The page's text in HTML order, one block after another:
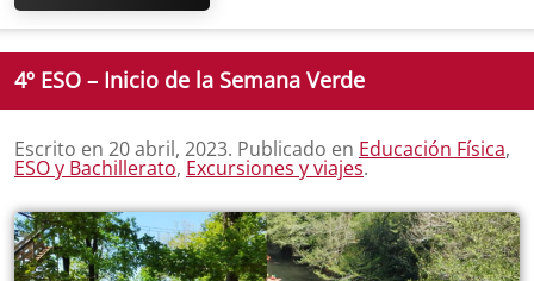
4º ESO – Inicio de la Semana Verde
Escrito en 20 abril, 2023. Publicado en Educación Física,
ESO y Bachillerato, Excursiones y viajes.